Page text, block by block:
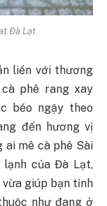
Đà Lạt
liền với thương
phê rang xay
béo ngậy theo
đến hương vị
ai mê cà phê Sài
của Đà Lạt,
giúp bạn tỉnh
như đang ở